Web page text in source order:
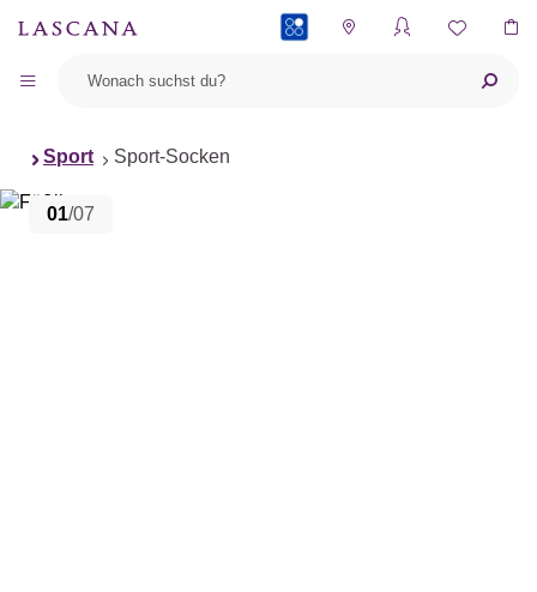
Sport Sport-Socken
01/07